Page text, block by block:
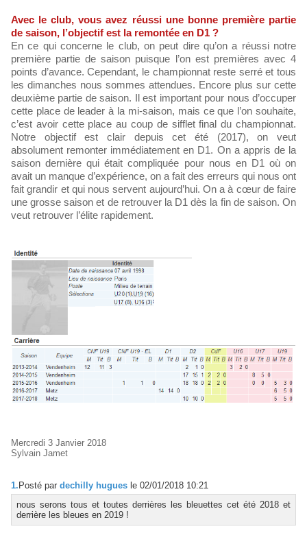
Avec le club, vous avez réussi une bonne première partie
de saison, l’objectif est la remontée en D1 ?
En ce qui concerne le club, on peut dire qu’on a réussi notre
première partie de saison puisque l’on est premières avec 4
points d’avance. Cependant, le championnat reste serré et tous
les dimanches nous sommes attendues. Encore plus sur cette
deuxième partie de saison. Il est important pour nous d’occuper
cette place de leader à la mi-saison, mais ce que l’on souhaite,
c’est avoir cette place au coup de sifflet final du championnat.
Notre objectif est clair depuis cet été (2017), on veut
absolument remonter immédiatement en D1. On a appris de la
saison dernière qui était compliquée pour nous en D1 où on
avait un manque d’expérience, on a fait des erreurs qui nous ont
fait grandir et qui nous servent aujourd’hui. On a à cœur de faire
une grosse saison et de retrouver la D1 dès la fin de saison. On
veut retrouver l’élite rapidement.
Mercredi 3 Janvier 2018
Sylvain Jamet
1. Posté par dechilly hugues le 02/01/2018 10:21
nous serons tous et toutes derrières les bleuettes cet été 2018 et
derrière les bleues en 2019 !